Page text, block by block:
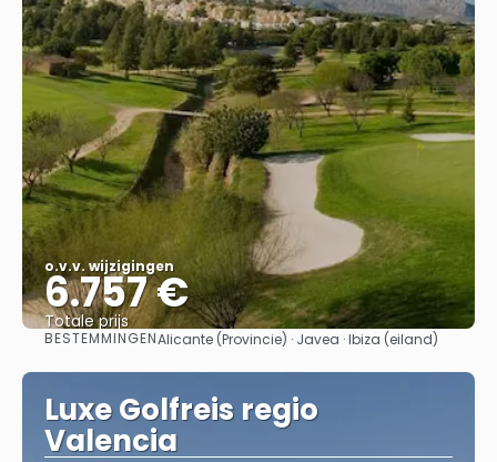
o.v.v. wijzigingen
6.757 €
Totale prijs
Bekijk
BESTEMMINGENAlicante (Provincie) · Javea · Ibiza (eiland)
Luxe Golfreis regio
Valencia